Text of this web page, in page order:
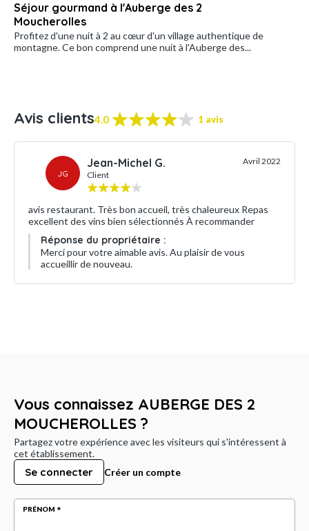
Séjour gourmand à l'Auberge des 2
Moucherolles
Profitez d'une nuit à 2 au cœur d'un village authentique de
montagne. Ce bon comprend une nuit à l'Auberge des...
Avis clients4.0 1 avis
JG
Jean-Michel G.
Client
Avril 2022
avis restaurant. Très bon accueil, très chaleureux Repas
excellent des vins bien sélectionnés À recommander
Réponse du propriétaire :
Merci pour votre aimable avis. Au plaisir de vous
accueillir de nouveau.
Vous connaissez AUBERGE DES 2
MOUCHEROLLES ?
Partagez votre expérience avec les visiteurs qui s'intéressent à
cet établissement.
Se connecter Créer un compte
PRÉNOM